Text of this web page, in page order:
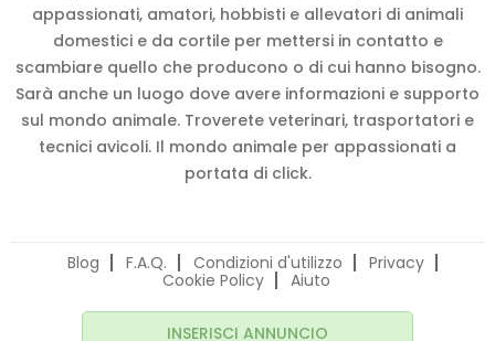
appassionati, amatori, hobbisti e allevatori di animali
domestici e da cortile per mettersi in contatto e
scambiare quello che producono o di cui hanno bisogno.
Sarà anche un luogo dove avere informazioni e supporto
sul mondo animale. Troverete veterinari, trasportatori e
tecnici avicoli. Il mondo animale per appassionati a
portata di click.
Blog F.A.Q. Condizioni d'utilizzo
Privacy
Cookie Policy
Aiuto
INSERISCI ANNUNCIO